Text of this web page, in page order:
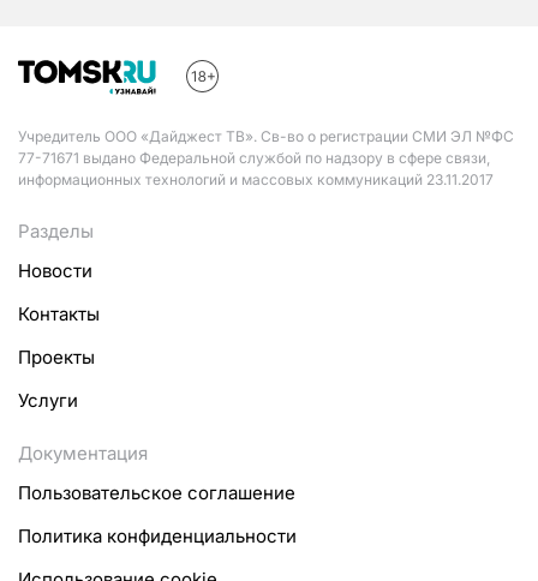
Учредитель ООО «Дайджест ТВ». Св-во о регистрации СМИ ЭЛ №ФС
77-71671 выдано Федеральной службой по надзору в сфере связи,
информационных технологий и массовых коммуникаций 23.11.2017
Разделы
Новости
Контакты
Проекты
Услуги
Документация
Пользовательское соглашение
Политика конфиденциальности